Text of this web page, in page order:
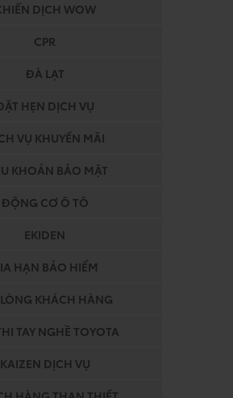
DỊCH WOW
CPR
ĐÀ LẠT
HẸN DỊCH VỤ
VỤ KHUYẾN MÃI
KHOẢN BẢO MẬT
ĐỘNG CƠ Ô TÔ
EKIDEN
HẠN BẢO HIỂM
KHÁCH HÀNG
TAY NGHỀ TOYOTA
KAIZEN DỊCH VỤ